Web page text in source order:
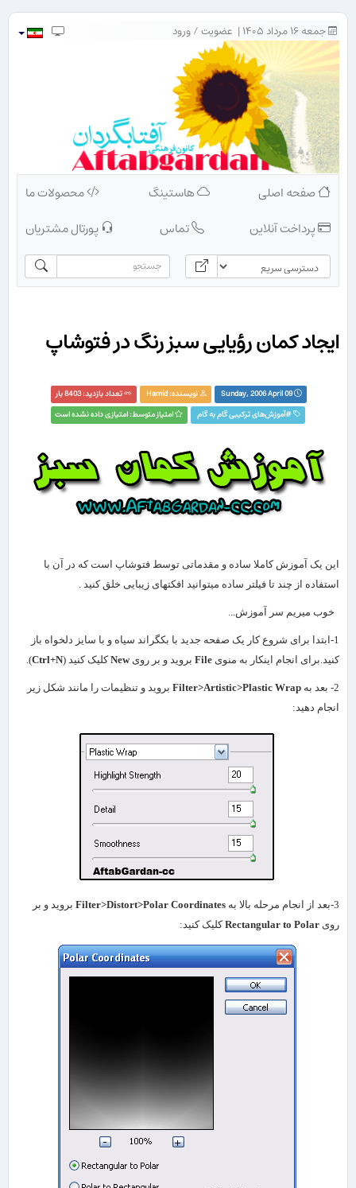
جمعه ۱۶ مرداد ۱۴۰۵ | عضویت/ورود
صفحه اصلی هاستینگ
محصولات ما
پرداخت آنلاین
تماس پورتال مشتریان
ایجاد كمان رؤیایی سبز رنگ در فتوشاپ
Sunday, 2006 April 09 نویسنده:Hamid
تعداد بازدید: 8403 بار
#آموزش‌های ترکیبی گام به گام امتیاز متوسط: امتیازی داده نشده است
این یک آموزش كاملا ساده و مقدماتی توسط فتوشاپ است كه در آن با
استفاده از چند تا فیلتر ساده میتوانید افكتهای زیبایی خلق کنید .
خوب میریم سر آموزش...
1-ابتدا برای شروع کار یک صفحه جدید با بکگراند سیاه و با سایز دلخواه باز
کنید.برای انجام اینکار به منوی File بروید و بر رویNewکلیک کنید (Ctrl+N
).
2- بعد به Filter>Artistic>Plastic Wrap بروید و تنظیمات را مانند شکل زیر
انجام دهید:
3-بعد از انجام مرحله بالا به Filter>Distort>Polar Coordinates بروید و بر
روی Rectangular to Polar کلیک کنید: